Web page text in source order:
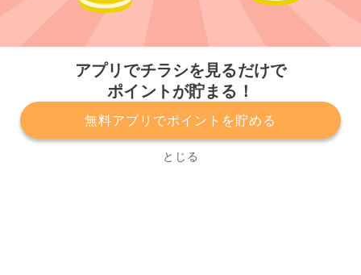
アプリでチラシを見るだけで
ポイントが貯まる！
無料アプリでポイントを貯める
とじる
プライバシーポリシー 利用規約
運営会社
サービスに関してのお問い合わせ